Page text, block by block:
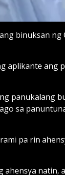
binuksan ng
aplikante ang
panukalang
sa
pa rin
natin,